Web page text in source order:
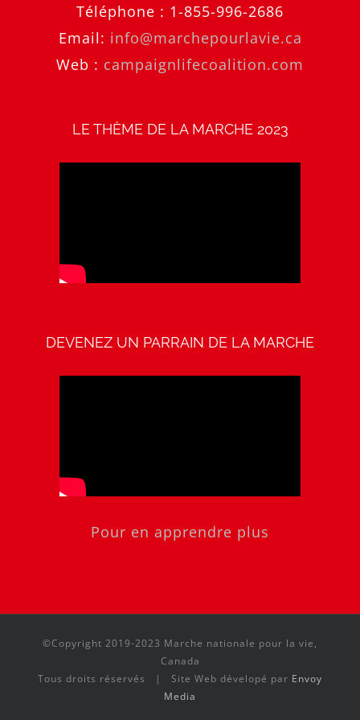
Téléphone : 1-855-996-2686
Email: info@marchepourlavie.ca
Web : campaignlifecoalition.com
LE THÈME DE LA MARCHE 2023
DEVENEZ UN PARRAIN DE LA MARCHE
Pour en apprendre plus
©Copyright 2019-2023 Marche nationale pour la vie,
Canada
Tous droits réservés | Site Web dévelopé par Envoy
Media